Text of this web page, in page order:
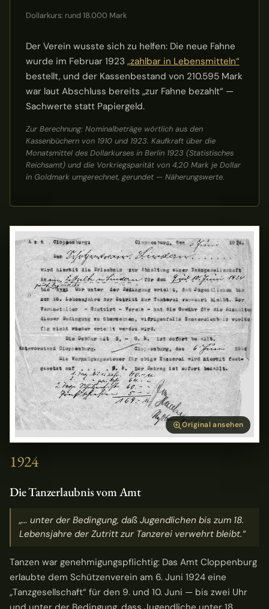
Dollarkurs: rund 18.000 Mark
Der Verein wusste sich zu helfen: Die neue Fahne
wurde im Februar 1923 „zahlbar in Lebensmitteln“
bestellt, und der Kassenbestand von 210.595 Mark
war laut Abschluss bereits „zur Fahne bezahlt“ —
Sachwerte statt Papiergeld.
Zur Berechnung: Nominalbeträge wörtlich aus den
Kassenbüchern von 1910 und 1923. Kaufkraft über die
Monatsmittel des Dollarkurses in Berlin 1923 (Statistisches
Reichsamt) und die Vorkriegsparität von 4,20 Mark je Dollar
in Goldmark umgerechnet, gerundet — Näherungswerte.
Original ansehen
1924
Die Tanzerlaubnis vom Amt
„… unter der Bedingung, daß Jugendlichen bis zum 18.
Lebensjahre der Zutritt zur Tanzerei verwehrt bleibt.“
Tanzen war genehmigungspflichtig: Das Amt Cloppenburg
erlaubte dem Schützenverein am 6. Juni 1924 eine
„Tanzgesellschaft“ für den 9. und 10. Juni — bis zwei Uhr